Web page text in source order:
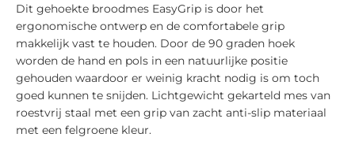
Dit gehoekte broodmes EasyGrip is door het
ergonomische ontwerp en de comfortabele grip
makkelijk vast te houden. Door de 90 graden hoek
worden de hand en pols in een natuurlijke positie
gehouden waardoor er weinig kracht nodig is om toch
goed kunnen te snijden. Lichtgewicht gekarteld mes van
roestvrij staal met een grip van zacht anti-slip materiaal
met een felgroene kleur.